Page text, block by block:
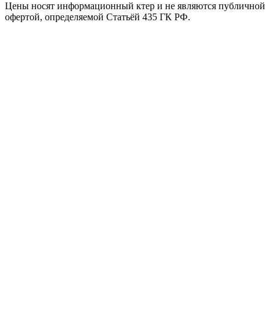
Цены носят информационный ктер и не являются публичной
офертой, определяемой Статьёй 435 ГК РФ.